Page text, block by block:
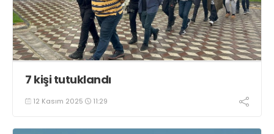
7 kişi tutuklandı
12 Kasım 2025 11:29